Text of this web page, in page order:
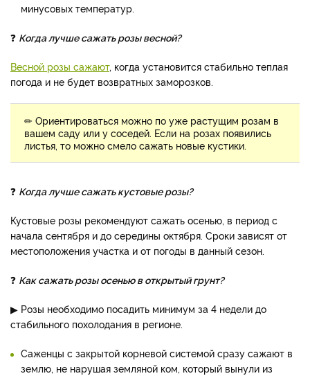
минусовых температур.
❓ Когда лучше сажать розы весной?
Весной розы сажают, когда установится стабильно теплая
погода и не будет возвратных заморозков.
✏ Ориентироваться можно по уже растущим розам в
вашем саду или у соседей. Если на розах появились
листья, то можно смело сажать новые кустики.
❓ Когда лучше сажать кустовые розы?
Кустовые розы рекомендуют сажать осенью, в период с
начала сентября и до середины октября. Сроки зависят от
местоположения участка и от погоды в данный сезон.
❓ Как сажать розы осенью в открытый грунт?
▶ Розы необходимо посадить минимум за 4 недели до
стабильного похолодания в регионе.
Саженцы с закрытой корневой системой сразу сажают в
землю, не нарушая земляной ком, который вынули из